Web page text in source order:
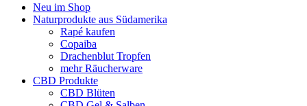
Neu im Shop
Naturprodukte aus Südamerika
Rapé kaufen
Copaiba
Drachenblut Tropfen
mehr Räucherware
CBD Produkte
CBD Blüten